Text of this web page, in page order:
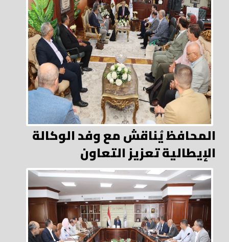
المحافظ يُناقش مع وفد الوكالة
الإيطالية تعزيز التعاون